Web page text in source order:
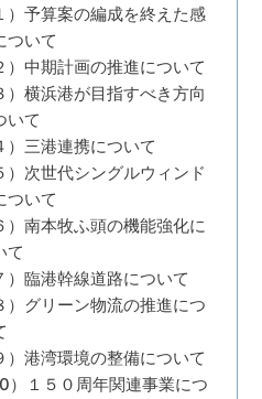
）予算案の編成を終えた感
ついて
）中期計画の推進について
）横浜港が目指すべき方向
いて
）三港連携について
）次世代シングルウィンド
ついて
）南本牧ふ頭の機能強化に
て
）臨港幹線道路について
）グリーン物流の推進につ
）港湾環境の整備について
）１５０周年関連事業につ